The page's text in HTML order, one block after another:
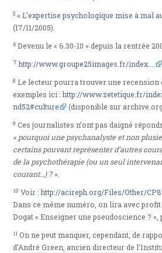
5 «L’expertise psychologique mise à mal
(17/11/2005).
6 Devenu le « 6.30-10 » depuis la rentrée
7 http://www.groupe25images.fr/index....
8 Le lecteur pourra trouver une recension
exemples ici :http://www.zetetique.fr/
nd52#culture
(disponible sur
9 Ces journalistes n’ont pas daigné
« pourquoi une psychanalyste et non
certains pouvant représenter d’autres
de la psychothérapie (ou un seul
courant…) ? ».
10 Voir :http://acireph.org/Files/Other/
Dans ce même numéro, on lira avec profit
Dogat « Enseigner une pseudoscience ? »,
11 On ne peut manquer, cependant, de
d’André Green, ancien directeur de